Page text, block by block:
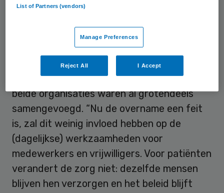
Zorggroep had al de leiding over de
zorginhoudelijke kant. Door de overname
komen leiding en eigenaarschap in één hand,
zo laat de organisatie weten.
De bedrijfsprocessen en ondersteuning van
beide organisaties waren al grotendeels
samengevoegd. “Nu de overname een feit
is, zal dit weinig invloed hebben op de
(dagelijkse) werkzaamheden voor
medewerkers en vrijwilligers. Voor patiënten
verandert de zorg niet: dezelfde mensen
blijven hen verzorgen en het beleid blijft
List of Partners (vendors)
Manage Preferences
Reject All I Accept